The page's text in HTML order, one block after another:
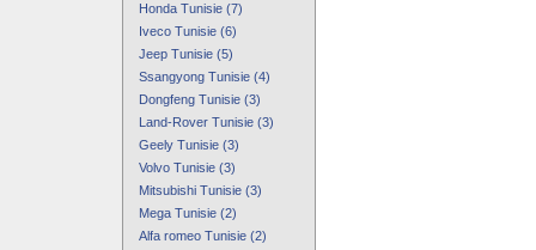
Honda Tunisie (7)
Iveco Tunisie (6)
Jeep Tunisie (5)
Ssangyong Tunisie (4)
Dongfeng Tunisie (3)
Land-Rover Tunisie (3)
Geely Tunisie (3)
Volvo Tunisie (3)
Mitsubishi Tunisie (3)
Mega Tunisie (2)
Alfa romeo Tunisie (2)